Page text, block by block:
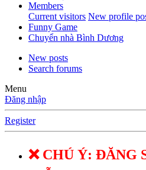
Members
Current visitors New profile
Funny Game
Chuyển nhà Bình Dương
New posts
Search forums
Menu
Đăng nhập
Register
❌ CHÚ Ý: ĐĂNG